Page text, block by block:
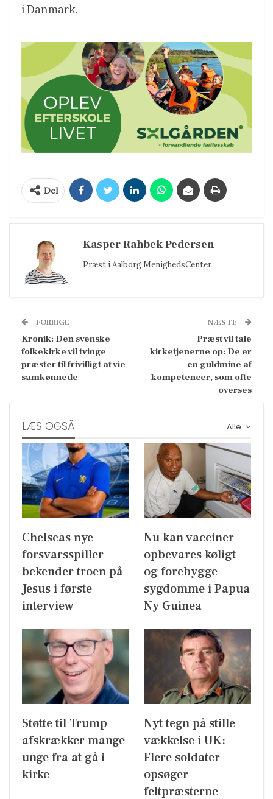
i Danmark.
Del
Kasper Rahbek Pedersen
Præst i Aalborg MenighedsCenter
FORRIGE
Kronik: Den svenske
folkekirke vil tvinge
præster til frivilligt at vie
samkønnede
NÆSTE
Præst vil tale
kirketjenerne op: De er
en guldmine af
kompetencer, som ofte
overses
Alle
LÆS OGSÅ
Chelseas nye
forsvarsspiller
bekender troen på
Jesus i første
interview
Nu kan vacciner
opbevares køligt
og forebygge
sygdomme i Papua
Ny Guinea
Støtte til Trump
afskrækker mange
unge fra at gå i
kirke
Nyt tegn på stille
vækkelse i UK:
Flere soldater
opsøger
feltpræsterne